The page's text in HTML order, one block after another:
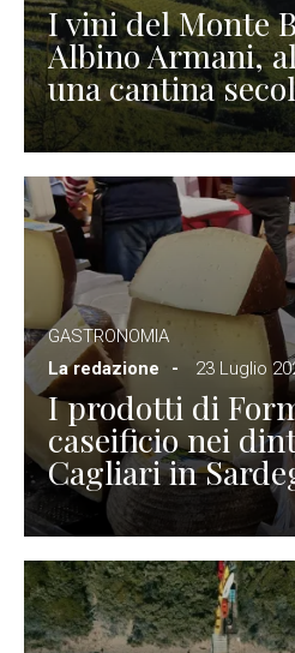
I vini del Monte
Albino Armani,
una cantina
GASTRONOMIA
La redazione
23 Luglio
I prodotti di
caseificio nei
Cagliari in